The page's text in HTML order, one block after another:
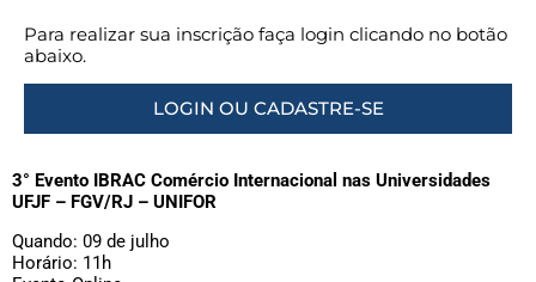
Para realizar sua inscrição faça login clicando no botão
abaixo.
LOGIN OU CADASTRE-SE
3° Evento IBRAC Comércio Internacional nas Universidades
UFJF – FGV/RJ – UNIFOR
Quando: 09 de julho
Horário: 11h